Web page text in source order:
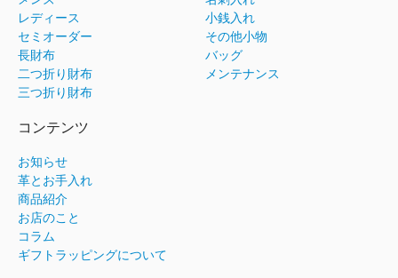
レディース
セミオーダー
長財布
二つ折り財布
三つ折り財布
小銭入れ
その他小物
バッグ
メンテナンス
コンテンツ
お知らせ
革とお手入れ
商品紹介
お店のこと
コラム
ギフトラッピングについて